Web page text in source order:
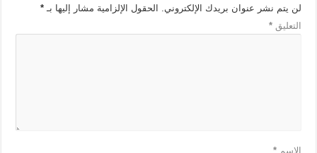
لن يتم نشر عنوان بريدك الإلكتروني. الحقول الإلزامية مشار إليها بـ*
التعليق*
الاسم*